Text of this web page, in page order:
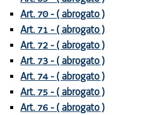
Art. 70 - ( abrogato )
Art. 71 - ( abrogato )
Art. 72 - ( abrogato )
Art. 73 - ( abrogato )
Art. 74 - ( abrogato )
Art. 75 - ( abrogato )
Art. 76 - ( abrogato )